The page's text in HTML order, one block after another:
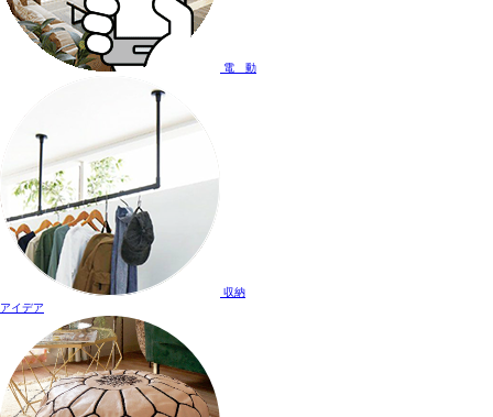
電 動
収納
アイデア